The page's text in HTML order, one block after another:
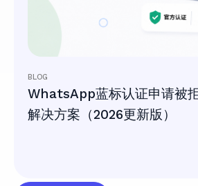
BLOG
WhatsApp蓝标认证申请被
解决方案（2026更新版）